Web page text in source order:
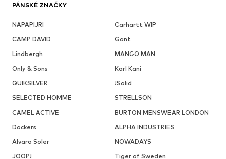
PÁNSKÉ ZNAČKY
NAPAPIJRI
Carhartt WIP
CAMP DAVID
Gant
Lindbergh
MANGO MAN
Only & Sons
Karl Kani
QUIKSILVER
!Solid
SELECTED HOMME
STRELLSON
CAMEL ACTIVE
BURTON MENSWEAR LONDON
Dockers
ALPHA INDUSTRIES
Alvaro Soler
NOWADAYS
JOOP!
Tiger of Sweden